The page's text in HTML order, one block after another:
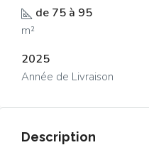
de 75 à 95
m²
2025
Année de Livraison
Description